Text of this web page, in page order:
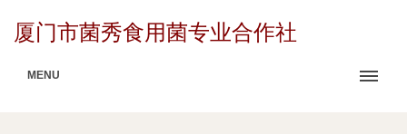
厦门市菌秀食用菌专业合作社
MENU